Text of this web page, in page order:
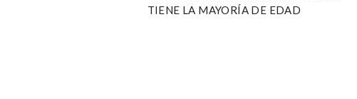
TIENE LA MAYORÍA DE EDAD